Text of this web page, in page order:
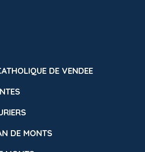
DE VENDEE
DE MONTS